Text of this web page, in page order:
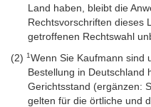
Land haben, bleibt die
Rechtsvorschriften dieses
getroffenen Rechtswahl
(2) 1Wenn Sie Kaufmann sind
Bestellung in Deutschland
Gerichtsstand (ergänzen:
gelten für die örtliche und